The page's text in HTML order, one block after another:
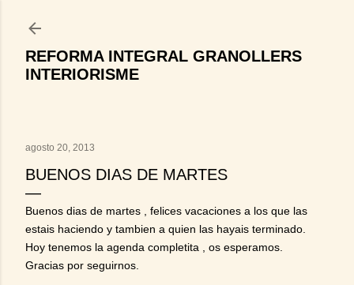
REFORMA INTEGRAL GRANOLLERS
INTERIORISME
agosto 20, 2013
BUENOS DIAS DE MARTES
Buenos dias de martes , felices vacaciones a los que las
estais haciendo y tambien a quien las hayais terminado.
Hoy tenemos la agenda completita , os esperamos.
Gracias por seguirnos.